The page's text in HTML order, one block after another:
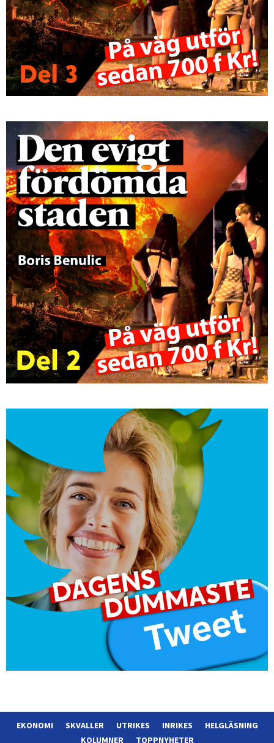
EKONOMI SKVALLER UTRIKES INRIKES
HELGLÄSNING
KOLUMNER
TOPPNYHETER